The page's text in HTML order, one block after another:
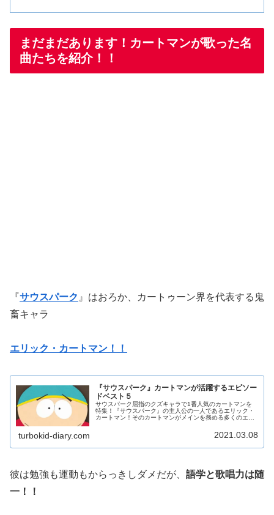
まだまだあります！カートマンが歌った名
曲たちを紹介！！
『サウスパーク 』はおろか、カートゥーン界を代表する鬼
畜キャラ
エリック・カートマン！！
『サウスパーク』カートマンが活躍するエピソー
ドベスト５
サウスパーク屈指のクズキャラで1番人気のカートマンを
特集！『サウスパーク』の主人公の一人であるエリック・
カートマン！そのカートマンがメインを務める多くのエピ
turbokid-diary.com 2021.03.08
彼は勉強も運動もからっきしダメだが、 語学と歌唱力は随
一！！